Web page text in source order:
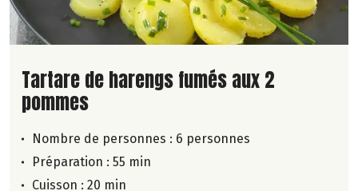
Lire la suite de la recette
Tartare de harengs fumés aux 2
pommes
Nombre de personnes : 6 personnes
Préparation : 55 min
Cuisson : 20 min